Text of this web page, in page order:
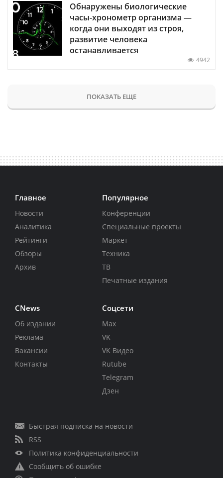
Обнаружены биологические
часы-хронометр организма —
когда они выходят из строя,
развитие человека
останавливается
4942
ПОКАЗАТЬ ЕЩЕ
Главное
Новости
Аналитика
Рейтинги
Обзоры
Архив
Популярное
Конференции
Специальные проекты
Маркет
Техника
ТВ
Печатные издания
CNews
Об издании
Реклама
Вакансии
Контакты
Соцсети
Max
VK
VK Видео
Rutube
Telegram
Дзен
Быстрая подписка на новости
RSS
Политика конфиденциальности
Сообщить об ошибке